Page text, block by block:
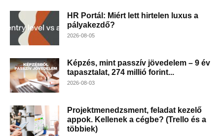
HR Portál: Miért lett hirtelen luxus a
pályakezdő?
2026-08-05
Képzés, mint passzív jövedelem – 9 év
tapasztalat, 274 millió forint...
2026-08-03
Projektmenedzsment, feladat kezelő
appok. Kellenek a cégbe? (Trello és a
többiek)